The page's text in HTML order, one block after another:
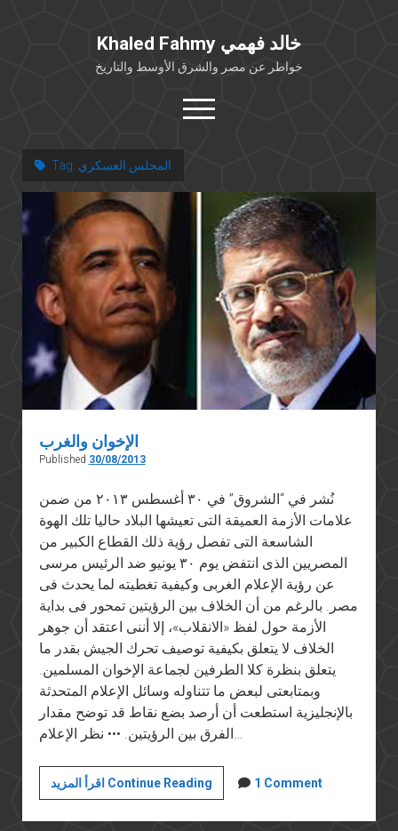
Khaled Fahmy خالد فهمي
خواطر عن مصر والشرق الأوسط والتاريخ
open
menu
كتابات أكاديمية
مقالات صحافية
بوستات من فيسبوك
مقابلات في الإعلام
Languages
Tag: المجلس العسكري
الإخوان والغرب
Published 30/08/2013
نُشر في “الشروق” في ٣٠ أغسطس ٢٠١٣ من ضمن
علامات الأزمة العميقة التى تعيشها البلاد حاليا تلك الهوة
الشاسعة التى تفصل رؤية ذلك القطاع الكبير من
المصريين الذى انتفض يوم ٣٠ يونيو ضد الرئيس مرسى
عن رؤية الإعلام الغربى وكيفية تغطيته لما يحدث فى
مصر. بالرغم من أن الخلاف بين الرؤيتين تمحور فى بداية
الأزمة حول لفظ «الانقلاب»، إلا أننى اعتقد أن جوهر
الخلاف لا يتعلق بكيفية توصيف تحرك الجيش بقدر ما
يتعلق بنظرة كلا الطرفين لجماعة الإخوان المسلمين.
وبمتابعتى لبعض ما تتناوله وسائل الإعلام المتحدثة
بالإنجليزية استطعت أن أرصد بضع نقاط قد توضح مقدار
الفرق بين الرؤيتين. ••• نظر الإعلام…
اقرأ المزيد Continue Readingالإخوان
والغرب
1 Comment